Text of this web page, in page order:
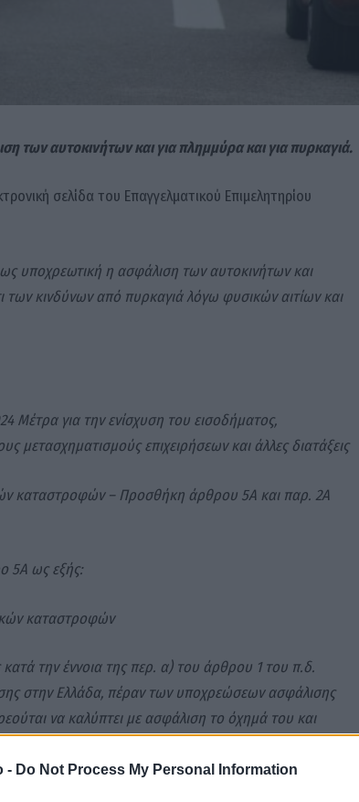
- Do Not Process My Personal Information
των αυτοκινήτων και για πλημμύρα και για πυρκαγιά.
σελίδα του Επαγγελματικού Επιμελητηρίου
υποχρεωτική η ασφάλιση των αυτοκινήτων και
των κινδύνων από πυρκαγιά λόγω φυσικών αιτίων και
Μέτρα για την ενίσχυση του εισοδήματος,
μετασχηματισμούς επιχειρήσεων και άλλες διατάξεις
καταστροφών – Προσθήκη άρθρου 5Α και παρ. 2Α
5Α ως εξής:
καταστροφών
την έννοια της περ. α) του άρθρου 1 του π.δ.
στην Ελλάδα, πέραν των υποχρεώσεων ασφάλισης
να καλύπτει με ασφάλιση το όχημά του και
από πλημμύρα, με βάση την τρέχουσα εμπορική αξία
διαρκώς από τη χορήγηση της αδείας και των
την εν τοις πράγμασι κίνηση ή λειτουργία του